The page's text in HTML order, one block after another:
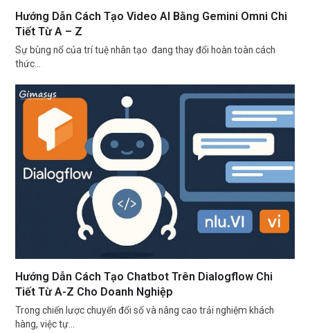
Hướng Dẫn Cách Tạo Video AI Bằng Gemini Omni Chi
Tiết Từ A – Z
Sự bùng nổ của trí tuệ nhân tạo đang thay đổi hoàn toàn cách
thức…
Hướng Dẫn Cách Tạo Chatbot Trên Dialogflow Chi
Tiết Từ A-Z Cho Doanh Nghiệp
Trong chiến lược chuyển đổi số và nâng cao trải nghiệm khách
hàng, việc tự…